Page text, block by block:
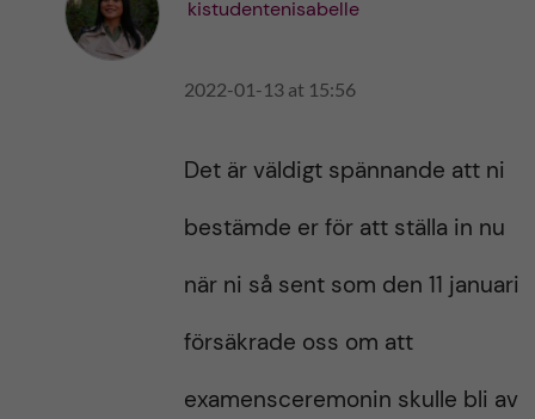
kistudentenisabelle
2022-01-13 at 15:56
Det är väldigt spännande att ni
bestämde er för att ställa in nu
när ni så sent som den 11 januari
försäkrade oss om att
examensceremonin skulle bli av